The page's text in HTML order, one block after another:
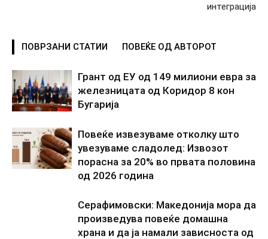
интеграција
ПОВРЗАНИ СТАТИИ ПОВЕЌЕ ОД АВТОРОТ
Грант од ЕУ од 149 милиони евра за
железницата од Коридор 8 кон
Бугарија
Повеќе извезуваме отколку што
увезуваме сладолед: Извозот
порасна за 20% во првата половина
од 2026 година
Серафимовски: Македонија мора да
произведува повеќе домашна
храна и да ја намали зависноста од